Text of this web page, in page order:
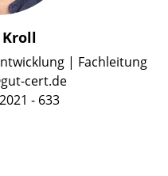
Kroll
| Fachleitung
cert.de
- 633